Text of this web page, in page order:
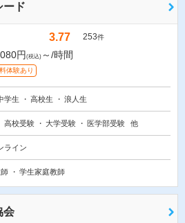
ード
3.77 253件
円 (税込) ～/時間
体験あり
学生 高校生 浪人生
高校受験 大学受験 医学部受験 他
ライン
学生家庭教師
会